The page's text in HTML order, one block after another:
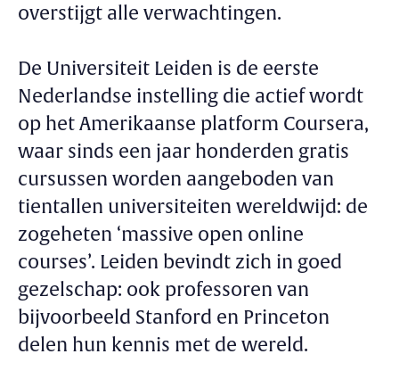
overstijgt alle verwachtingen.
De Universiteit Leiden is de eerste
Nederlandse instelling die actief wordt
op het Amerikaanse platform Coursera,
waar sinds een jaar honderden gratis
cursussen worden aangeboden van
tientallen universiteiten wereldwijd: de
zogeheten ‘massive open online
courses’. Leiden bevindt zich in goed
gezelschap: ook professoren van
bijvoorbeeld Stanford en Princeton
delen hun kennis met de wereld.